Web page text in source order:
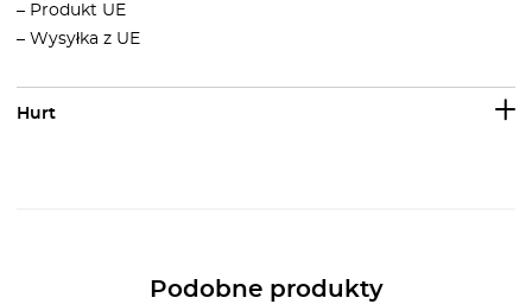
– Produkt UE
– Wysyłka z UE
Hurt
Podobne produkty